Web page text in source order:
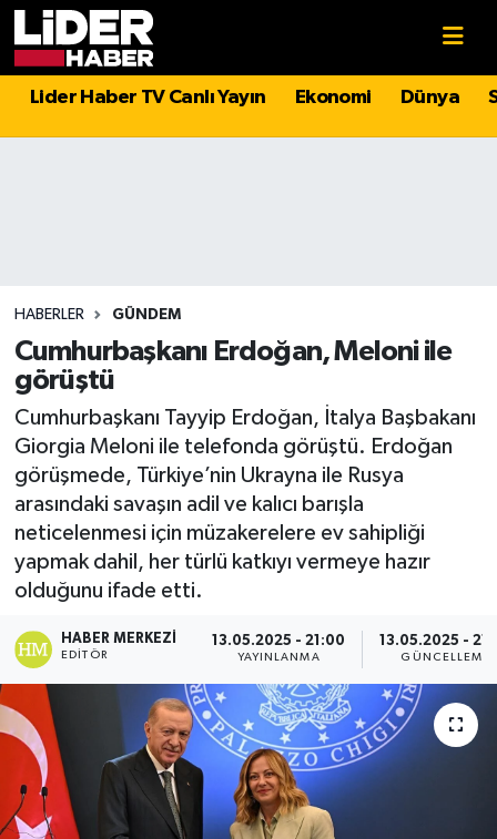
Lider Haber TV Canlı Yayın Ekonomi Dünya
HABERLER GÜNDEM
Cumhurbaşkanı Erdoğan, Meloni ile
görüştü
Cumhurbaşkanı Tayyip Erdoğan, İtalya Başbakanı
Giorgia Meloni ile telefonda görüştü. Erdoğan
görüşmede, Türkiye’nin Ukrayna ile Rusya
arasındaki savaşın adil ve kalıcı barışla
neticelenmesi için müzakerelere ev sahipliği
yapmak dahil, her türlü katkıyı vermeye hazır
olduğunu ifade etti.
HABER MERKEZI
EDITÖR
13.05.2025 - 21:00
YAYINLANMA
13.05.2025 -
GÜNCELLEME
Politika
Magazin
Spor
Sağlık
Teknoloji
Turizm
Kültür - Sanat
Lider Haber TV Canlı Yayın izle
Hava Durumu
Süper Lig Puan Durumu ve Fikstür
Tüm Manşetler
Son Dakika Haberleri
Haber Arşivi